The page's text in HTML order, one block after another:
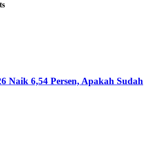
Naik 6,54 Persen, Apakah Sudah